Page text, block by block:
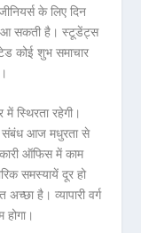
के लिए दिन
आ सकती है। स्टूडेंट्स
कोई शुभ समाचार
में स्थिरता रहेगी।
संबंध आज मधुरता से
ऑफिस में काम
समस्यायें दूर हो
है। व्यापारी वर्ग